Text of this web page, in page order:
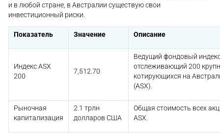
и в любой стране, в Австралии существую свои
инвестиционный риски.
Показатель Значение Описание
Индекс ASX
200
7,512.70
Ведущий фондовый
отслеживающий 200
котирующихся на
(ASX).
Рыночная
капитализация
2.1 трлн
долларов США
Общая стоимость всех
ASX.